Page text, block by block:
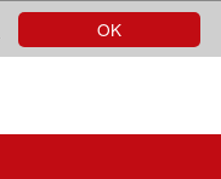
OK